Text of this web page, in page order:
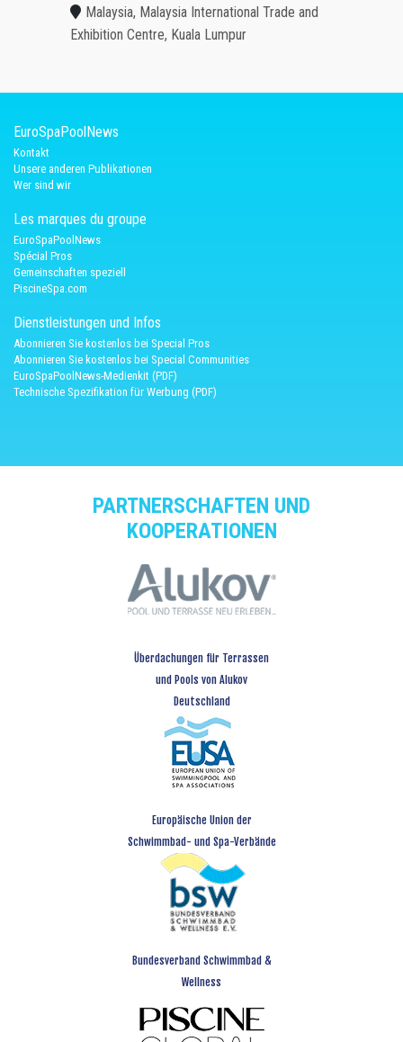
Malaysia, Malaysia International Trade and
Exhibition Centre, Kuala Lumpur
EuroSpaPoolNews
Kontakt
Unsere anderen Publikationen
Wer sind wir
Les marques du groupe
EuroSpaPoolNews
Spécial Pros
Gemeinschaften speziell
PiscineSpa.com
Dienstleistungen und Infos
Abonnieren Sie kostenlos bei Special Pros
Abonnieren Sie kostenlos bei Special Communities
EuroSpaPoolNews-Medienkit (PDF)
Technische Spezifikation für Werbung (PDF)
PARTNERSCHAFTEN UND
KOOPERATIONEN
Überdachungen für Terrassen
und Pools von Alukov
Deutschland
Europäische Union der
Schwimmbad- und Spa-Verbände
Bundesverband Schwimmbad &
Wellness